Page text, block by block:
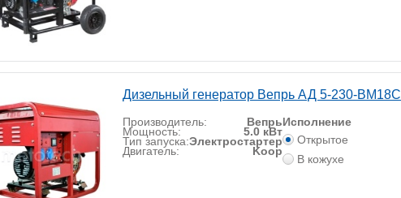
Дизельный генератор Вепрь АД 5-230-ВМ18C
Производитель: Вепрь
Мощность: 5.0 кВт
Тип запуска:Электростартер
Двигатель: Koop
Исполнение
Открытое
В кожухе